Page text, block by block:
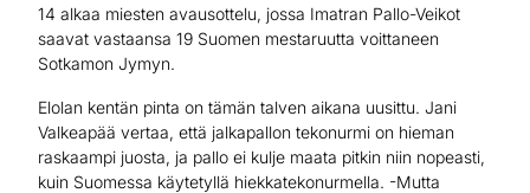
14 alkaa miesten avausottelu, jossa Imatran Pallo-Veikot
saavat vastaansa 19 Suomen mestaruutta voittaneen
Sotkamon Jymyn.
Elolan kentän pinta on tämän talven aikana uusittu. Jani
Valkeapää vertaa, että jalkapallon tekonurmi on hieman
raskaampi juosta, ja pallo ei kulje maata pitkin niin nopeasti,
kuin Suomessa käytetyllä hiekkatekonurmella. -Mutta